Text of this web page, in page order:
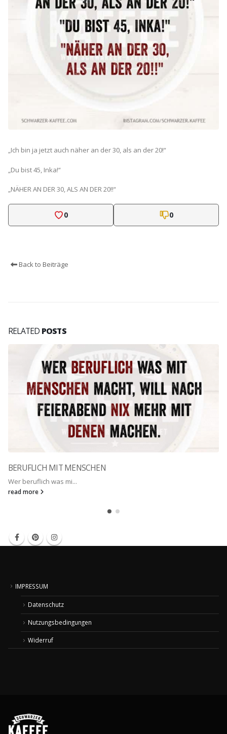
„Ich bin ja jetzt auch näher an der 30, als an der 20!“
„Du bist 45, Inka!“
„NÄHER AN DER 30, ALS AN DER 20!!“
0 0
Back to Beiträge
RELATED POSTS
BERUFLICH MIT MENSCHEN
Wer beruflich was mi...
read more
IMPRESSUM
Datenschutz
Nutzungsbedingungen
Widerruf